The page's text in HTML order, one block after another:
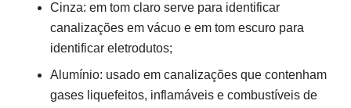
Cinza: em tom claro serve para identificar
canalizações em vácuo e em tom escuro para
identificar eletrodutos;
Alumínio: usado em canalizações que contenham
gases liquefeitos, inflamáveis e combustíveis de